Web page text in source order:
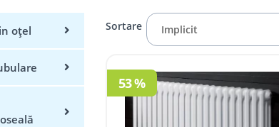
oțel Sortare Implicit
53 %